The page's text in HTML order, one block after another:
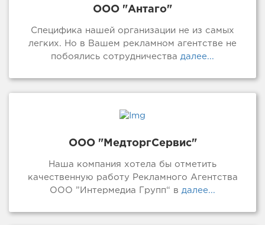
ООО "Антаго"
Специфика нашей организации не из самых
легких. Но в Вашем рекламном агентстве не
побоялись сотрудничества далее...
ООО "МедторгСервис"
Наша компания хотела бы отметить
качественную работу Рекламного Агентства
ООО ”Интермедиа Групп“ в далее...